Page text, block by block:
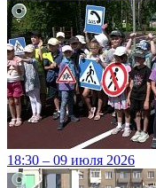
18:30 – 09 июля 2026